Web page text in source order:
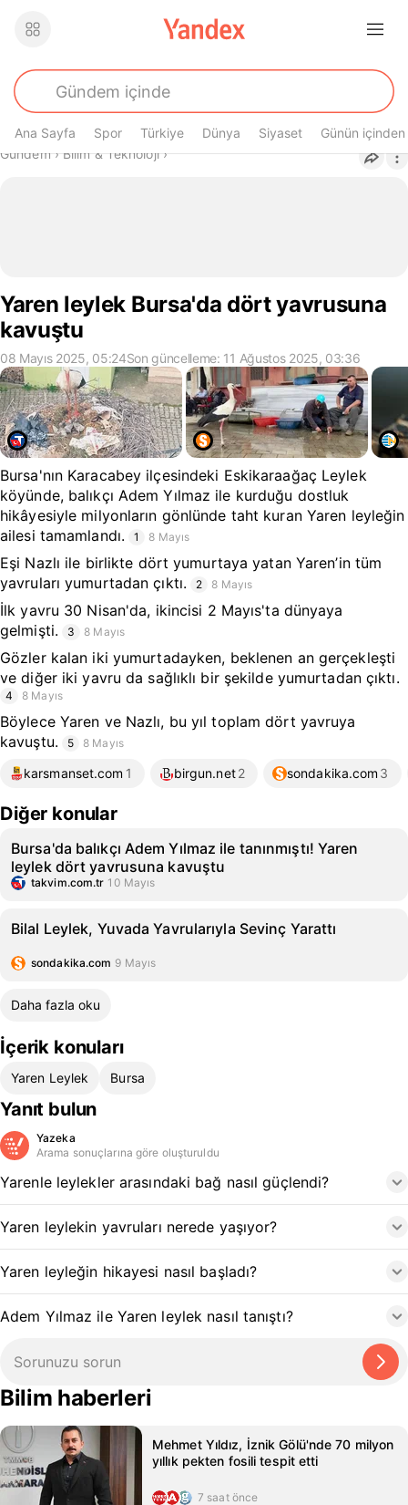
Ana Sayfa Spor Türkiye Dünya Siyaset Günün içinden
Buradasın
Gündem› Bilim & Teknoloji›
Yaren leylek Bursa'da dört yavrusuna
kavuştu
08 Mayıs 2025, 05:24Son güncelleme: 11 Ağustos 2025, 03:36
Bursa'nın Karacabey ilçesindeki Eskikaraağaç Leylek
köyünde, balıkçı Adem Yılmaz ile kurduğu dostluk
hikâyesiyle milyonların gönlünde taht kuran Yaren leyleğin
ailesi tamamlandı.
1 8 Mayıs
Eşi Nazlı ile birlikte dört yumurtaya yatan Yaren’in tüm
yavruları yumurtadan çıktı.
2 8 Mayıs
İlk yavru 30 Nisan'da, ikincisi 2 Mayıs'ta dünyaya
gelmişti.
3 8 Mayıs
Gözler kalan iki yumurtadayken, beklenen an gerçekleşti
ve diğer iki yavru da sağlıklı bir şekilde yumurtadan çıktı.
4 8 Mayıs
Böylece Yaren ve Nazlı, bu yıl toplam dört yavruya
kavuştu.
5 8 Mayıs
karsmanset.com 1 birgun.net2 sondakika.com 3
Diğer konular
Bursa'da balıkçı Adem Yılmaz ile tanınmıştı! Yaren
leylek dört yavrusuna kavuştu
takvim.com.tr 10 Mayıs
Bilal Leylek, Yuvada Yavrularıyla Sevinç Yarattı
sondakika.com 9 Mayıs
Daha fazla oku
İçerik konuları
Yaren Leylek Bursa
Yanıt bulun
Yazeka
Arama sonuçlarına göre oluşturuldu
Yarenle leylekler arasındaki bağ nasıl güçlendi?
Yaren leylekin yavruları nerede yaşıyor?
Yaren leyleğin hikayesi nasıl başladı?
Adem Yılmaz ile Yaren leylek nasıl tanıştı?
Bilim haberleri
Mehmet Yıldız, İznik Gölü'nde 70 milyon
yıllık pekten fosili tespit etti
7 saat önce